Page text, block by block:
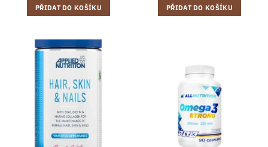
PŘIDAT DO KOŠÍKU PŘIDAT DO KOŠÍKU